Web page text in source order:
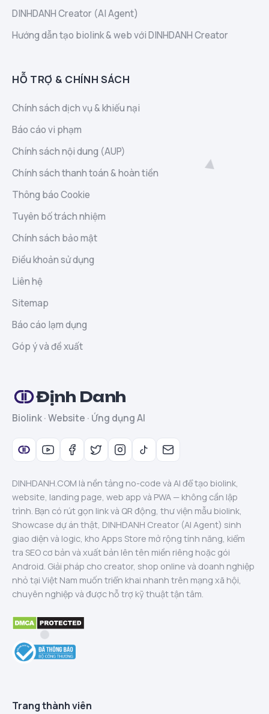
DINHDANH Creator (AI Agent)
Hướng dẫn tạo biolink & web với DINHDANH Creator
HỖ TRỢ & CHÍNH SÁCH
Chính sách dịch vụ & khiếu nại
Báo cáo vi phạm
Chính sách nội dung (AUP)
Chính sách thanh toán & hoàn tiền
Thông báo Cookie
Tuyên bố trách nhiệm
Chính sách bảo mật
Điều khoản sử dụng
Liên hệ
Sitemap
Báo cáo lạm dụng
Góp ý và đề xuất
Định Danh
Biolink · Website · Ứng dụng AI
DINHDANH.COM là nền tảng no-code và AI để tạo biolink,
website, landing page, web app và PWA — không cần lập
trình. Bạn có rút gọn link và QR động, thư viện mẫu biolink,
Showcase dự án thật, DINHDANH Creator (AI Agent) sinh
giao diện và logic, kho Apps Store mở rộng tính năng, kiểm
tra SEO cơ bản và xuất bản lên tên miền riêng hoặc gói
Android. Giải pháp cho creator, shop online và doanh nghiệp
nhỏ tại Việt Nam muốn triển khai nhanh trên mạng xã hội,
chuyên nghiệp và được hỗ trợ kỹ thuật tận tâm.
Trang thành viên